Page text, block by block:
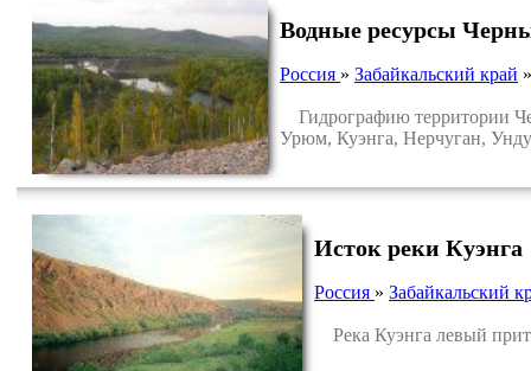
Водные ресурсы
Россия »Забайкальский край
Гидрографию территории
Урюм, Куэнга, Нерчуган,
Исток реки Куэнга
Россия »Забайкальский
Река Куэнга левый